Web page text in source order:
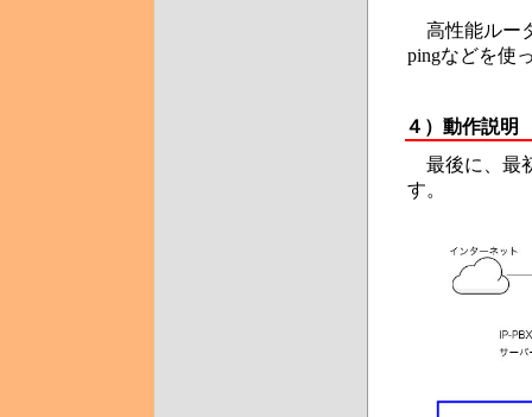
高性能ルー
pingなどを使
４） 動作説明
最後に、最
す。